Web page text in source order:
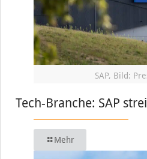
SAP, Bild:
Tech-Branche: SAP
Mehr